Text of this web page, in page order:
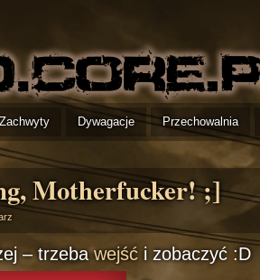
Zachwyty Dywagacje Przechowalnia
Motherfucker! ;]
– trzebawejść i zobaczyć :D